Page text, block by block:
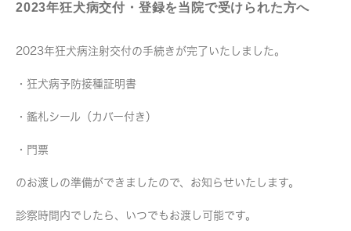
2023年狂犬病交付・登録を当院で受けられた方へ
2023年狂犬病注射交付の手続きが完了いたしました。
・狂犬病予防接種証明書
・鑑札シール（カバー付き）
・門票
のお渡しの準備ができましたので、お知らせいたします。
診察時間内でしたら、いつでもお渡し可能です。